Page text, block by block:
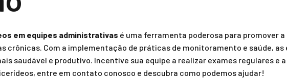
em equipes administrativas é uma ferramenta poderosa para promover a
crônicas. Com a implementação de práticas de monitoramento e saúde, as
saudável e produtivo. Incentive sua equipe a realizar exames regulares e
entre em contato conosco e descubra como podemos ajudar!